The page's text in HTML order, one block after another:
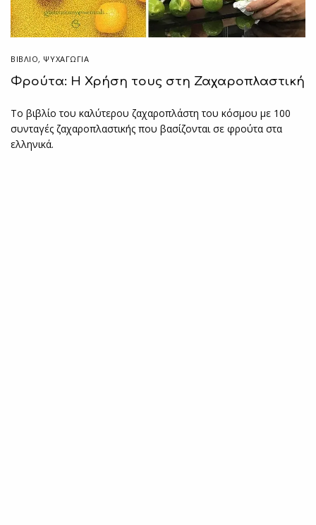
ΒΙΒΛΊΟ, ΨΥΧΑΓΩΓΙΑ
Φρούτα: Η Χρήση τους στη Ζαχαροπλαστική
Το βιβλίο του καλύτερου ζαχαροπλάστη του κόσμου με 100
συνταγές ζαχαροπλαστικής που βασίζονται σε φρούτα στα
ελληνικά.